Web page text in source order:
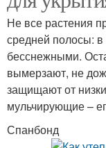
Не все растения
средней полосы:
бесснежными.
вымерзают, не
защищают от
мульчирующие –
Спанбонд